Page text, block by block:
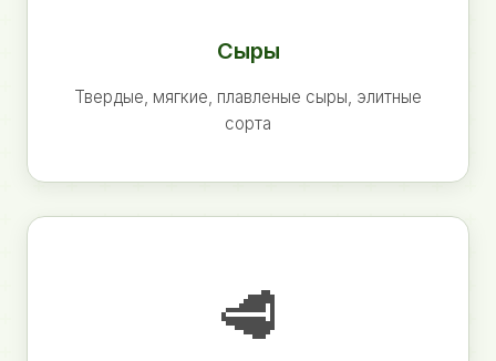
Сыры
Твердые, мягкие, плавленые сыры, элитные
сорта
🥩